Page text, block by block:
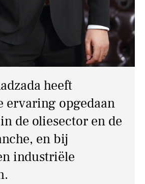
heeft
ervaring opgedaan
de oliesector en de
en bij
industriële